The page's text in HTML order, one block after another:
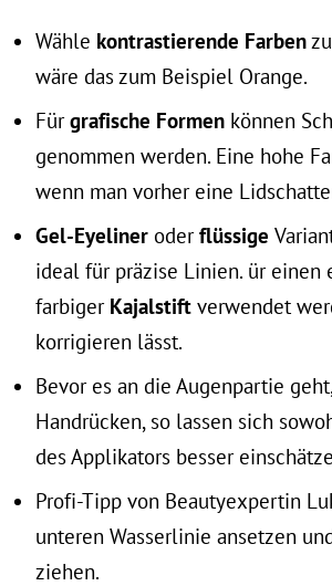
Wähle kontrastierende Farben
wäre das zum Beispiel Orange.
Fürgrafische Formen können
genommen werden. Eine hohe
wenn man vorher eine
Gel-Eyeliner oderflüssige
ideal für präzise Linien. ür einen
farbiger Kajalstift verwendet
korrigieren lässt.
Bevor es an die Augenpartie
Handrücken, so lassen sich
des Applikators besser
Profi-Tipp von Beautyexpertin
unteren Wasserlinie ansetzen
ziehen.